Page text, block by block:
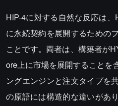
HIP-4に対する自然な反応は
に永続契約を展開するための
ことです。両者は、構築者が
ore上に市場を展開することを
ングエンジンと注文タイプを
の原語には構造的な違いがあ